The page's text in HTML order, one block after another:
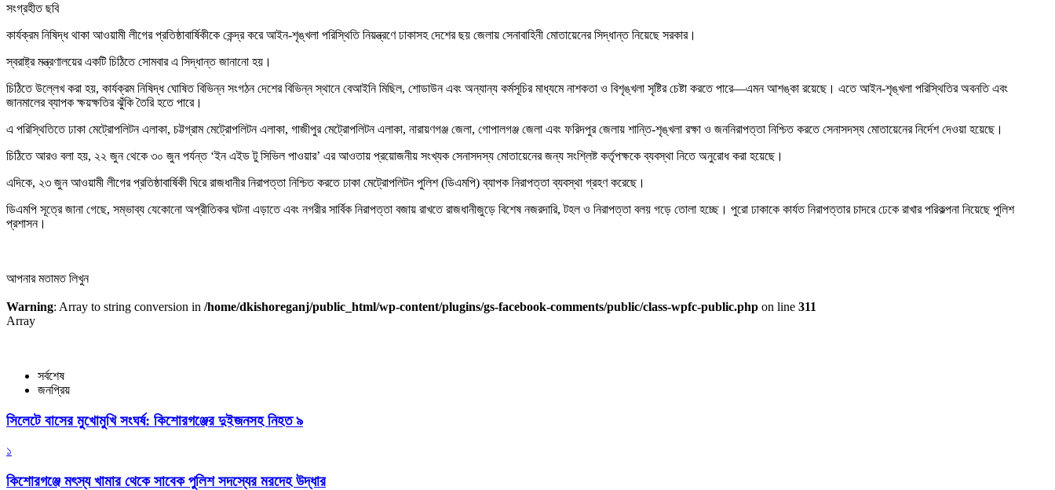
সংগ্রহীত ছবি
কার্যক্রম নিষিদ্ধ থাকা আওয়ামী লীগের প্রতিষ্ঠাবার্ষিকীকে কেন্দ্র করে আইন-শৃঙ্খলা পরিস্থিতি নিয়ন্ত্রণে ঢাকাসহ দেশের ছয় জেলায় সেনাবাহিনী মোতায়েনের সিদ্ধান্ত নিয়েছে সরকার।
স্বরাষ্ট্র মন্ত্রণালয়ের একটি চিঠিতে সোমবার এ সিদ্ধান্ত জানানো হয়।
চিঠিতে উল্লেখ করা হয়, কার্যক্রম নিষিদ্ধ ঘোষিত বিভিন্ন সংগঠন দেশের বিভিন্ন স্থানে বেআইনি মিছিল, শোডাউন এবং অন্যান্য কর্মসূচির মাধ্যমে নাশকতা ও বিশৃঙ্খলা সৃষ্টির চেষ্টা করতে পারে—এমন আশঙ্কা রয়েছে। এতে আইন-শৃঙ্খলা পরিস্থিতির অবনতি এবং
জানমালের ব্যাপক ক্ষয়ক্ষতির ঝুঁকি তৈরি হতে পারে।
এ পরিস্থিতিতে ঢাকা মেট্রোপলিটন এলাকা, চট্টগ্রাম মেট্রোপলিটন এলাকা, গাজীপুর মেট্রোপলিটন এলাকা, নারায়ণগঞ্জ জেলা, গোপালগঞ্জ জেলা এবং ফরিদপুর জেলায় শান্তি-শৃঙ্খলা রক্ষা ও জননিরাপত্তা নিশ্চিত করতে সেনাসদস্য মোতায়েনের নির্দেশ দেওয়া হয়েছে।
চিঠিতে আরও বলা হয়, ২২ জুন থেকে ৩০ জুন পর্যন্ত ‘ইন এইড টু সিভিল পাওয়ার’ এর আওতায় প্রয়োজনীয় সংখ্যক সেনাসদস্য মোতায়েনের জন্য সংশ্লিষ্ট কর্তৃপক্ষকে ব্যবস্থা নিতে অনুরোধ করা হয়েছে।
এদিকে, ২৩ জুন আওয়ামী লীগের প্রতিষ্ঠাবার্ষিকী ঘিরে রাজধানীর নিরাপত্তা নিশ্চিত করতে ঢাকা মেট্রোপলিটন পুলিশ (ডিএমপি) ব্যাপক নিরাপত্তা ব্যবস্থা গ্রহণ করেছে।
ডিএমপি সূত্রে জানা গেছে, সম্ভাব্য যেকোনো অপ্রীতিকর ঘটনা এড়াতে এবং নগরীর সার্বিক নিরাপত্তা বজায় রাখতে রাজধানীজুড়ে বিশেষ নজরদারি, টহল ও নিরাপত্তা বলয় গড়ে তোলা হচ্ছে। পুরো ঢাকাকে কার্যত নিরাপত্তার চাদরে ঢেকে রাখার পরিকল্পনা নিয়েছে পুলিশ
প্রশাসন।
আপনার মতামত লিখুন
Warning: Array to string conversion in /home/dkishoreganj/public_html/wp-content/plugins/gs-facebook-comments/public/class-wpfc-public.php on line 311
Array
সর্বশেষ
জনপ্রিয়
সিলেটে বাসের মুখোমুখি সংঘর্ষ: কিশোরগঞ্জের দুইজনসহ নিহত ৯
১
কিশোরগঞ্জে মৎস্য খামার থেকে সাবেক পুলিশ সদস্যের মরদেহ উদ্ধার